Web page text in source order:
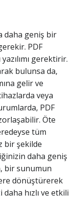
daha geniş bir
PDF
gerektirir.
bulunsa da,
gelir ve
veya
PDF
Öte
tüm
bir şekilde
daha geniş
bir sunumun
dönüştürerek
hızlı ve etkili